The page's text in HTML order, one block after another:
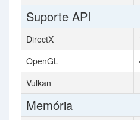
Suporte API
DirectX
OpenGL
Vulkan
Memória